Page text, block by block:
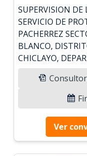
SUPERVISION
SERVICIO DE
PACHERREZ
BLANCO,
CHICLAYO,
Ver